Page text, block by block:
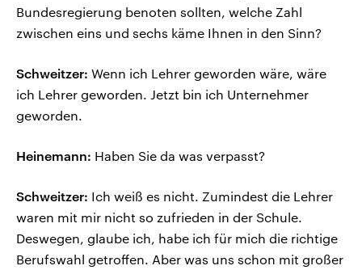
Bundesregierung benoten sollten, welche Zahl
zwischen eins und sechs käme Ihnen in den Sinn?
Schweitzer: Wenn ich Lehrer geworden wäre, wäre
ich Lehrer geworden. Jetzt bin ich Unternehmer
geworden.
Heinemann: Haben Sie da was verpasst?
Schweitzer: Ich weiß es nicht. Zumindest die Lehrer
waren mit mir nicht so zufrieden in der Schule.
Deswegen, glaube ich, habe ich für mich die richtige
Berufswahl getroffen. Aber was uns schon mit großer